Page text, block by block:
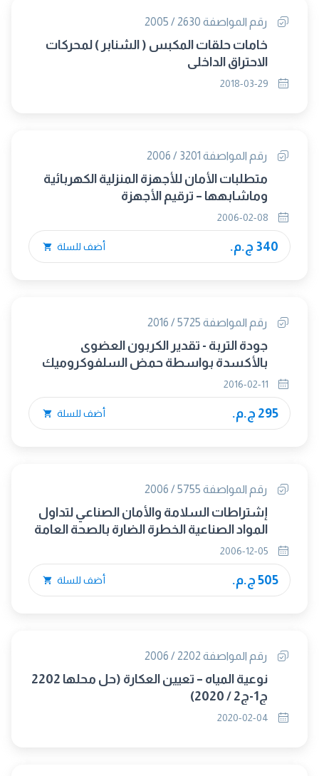
رقم المواصفة 2630 / 2005
خامات حلقات المكبس ( الشنابر ) لمحركات
الاحتراق الداخلى
رقم المواصفة 3201 / 2006
متطلبات الأمان للأجهزة المنزلية الكهربائية
وماشابهها – ترقيم الأجهزة
340 ج.م. أضف للسلة
رقم المواصفة 5725 / 2016
جودة التربة - تقدير الكربون العضوى
بالأكسدة بواسطة حمض السلفوكروميك
295 ج.م. أضف للسلة
رقم المواصفة 5755 / 2006
إشتراطات السلامة والأمان الصناعي لتداول
المواد الصناعية الخطرة الضارة بالصحة العامة
505 ج.م. أضف للسلة
رقم المواصفة 2202 / 2006
نوعية المياه – تعيين العكارة (حل محلها 2202
ج1-ج2 / 2020)